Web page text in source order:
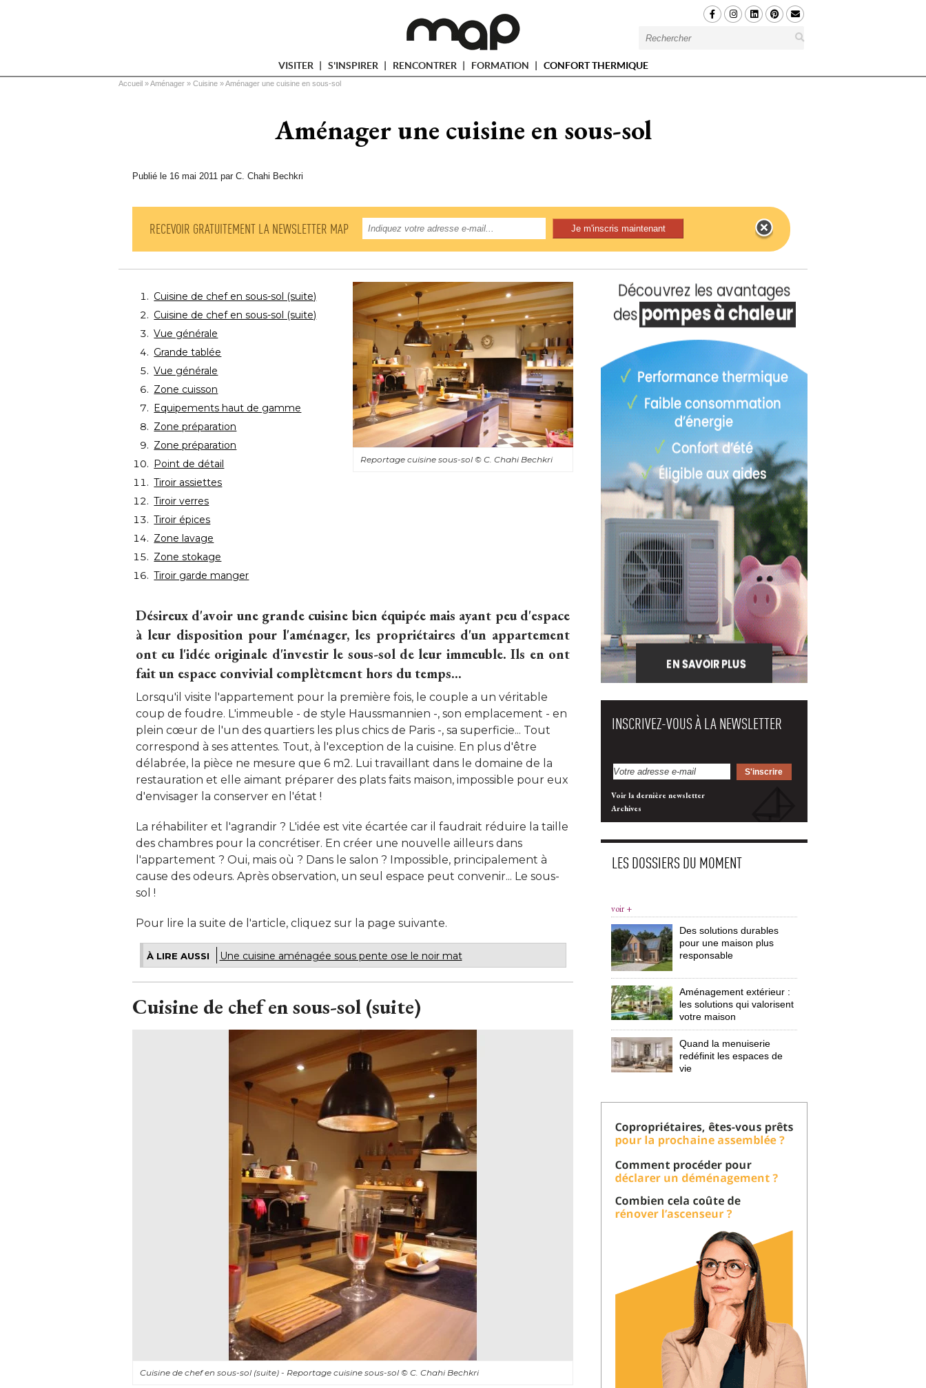
VISITER S'INSPIRER RENCONTRER FORMATION CONFORT THERMIQUE
Vous êtes ici
Accueil » Aménager » Cuisine » Aménager une cuisine en sous-sol
Aménager une cuisine en sous-sol
Publié le 16 mai 2011 par C. Chahi Bechkri
RECEVOIR GRATUITEMENT LA NEWSLETTER MAP
Reportage cuisine sous-sol © C. Chahi Bechkri
Cuisine de chef en sous-sol (suite)
Cuisine de chef en sous-sol (suite)
Vue générale
Grande tablée
Vue générale
Zone cuisson
Equipements haut de gamme
Zone préparation
Zone préparation
Point de détail
Tiroir assiettes
Tiroir verres
Tiroir épices
Zone lavage
Zone stokage
Tiroir garde manger
Désireux d'avoir une grande cuisine bien équipée mais ayant peu d'espace
à leur disposition pour l'aménager, les propriétaires d'un appartement
ont eu l'idée originale d'investir le sous-sol de leur immeuble. Ils en ont
fait un espace convivial complètement hors du temps...
Lorsqu'il visite l'appartement pour la première fois, le couple a un véritable
coup de foudre. L'immeuble - de style Haussmannien -, son emplacement - en
plein cœur de l'un des quartiers les plus chics de Paris -, sa superficie... Tout
correspond à ses attentes. Tout, à l'exception de la cuisine. En plus d'être
délabrée, la pièce ne mesure que 6 m2. Lui travaillant dans le domaine de la
restauration et elle aimant préparer des plats faits maison, impossible pour eux
d'envisager la conserver en l'état !
La réhabiliter et l'agrandir ? L'idée est vite écartée car il faudrait réduire la taille
des chambres pour la concrétiser. En créer une nouvelle ailleurs dans
l'appartement ? Oui, mais où ? Dans le salon ? Impossible, principalement à
cause des odeurs. Après observation, un seul espace peut convenir... Le sous-
sol !
Pour lire la suite de l'article, cliquez sur la page suivante.
À LIRE AUSSI Une cuisine aménagée sous pente ose le noir mat
Cuisine de chef en sous-sol (suite)
Cuisine de chef en sous-sol (suite) - Reportage cuisine sous-sol© C. Chahi Bechkri
INSCRIVEZ-VOUS À LA NEWSLETTER
Voir la dernière newsletter
Archives
LES DOSSIERS DU MOMENT
voir +
Des solutions durables
pour une maison plus
responsable
Aménagement extérieur :
les solutions qui valorisent
votre maison
Quand la menuiserie
redéfinit les espaces de
vie